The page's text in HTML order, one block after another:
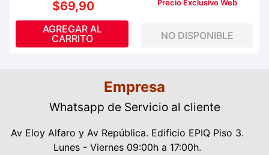
$69,90
AGREGAR AL
CARRITO
Precio Exclusivo Web
NO DISPONIBLE
Empresa
Whatsapp de Servicio al cliente
Av Eloy Alfaro y Av República. Edificio EPIQ Piso 3.
Lunes - Viernes 09:00h a 17:00h.